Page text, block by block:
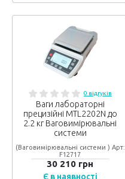
0 відгуків
Ваги лабораторні
прецизійні MTL2202N до
2.2 кг Ваговимірювальні
системи
(Ваговимірювальні системи ) Арт:
F12717
30 210 грн
Є в наявності